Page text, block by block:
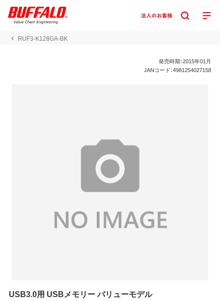
RUF3-K128GA-BK
発売時期：2015年01月
JANコード：4981254027158
USB3.0用 USBメモリー バリューモデル